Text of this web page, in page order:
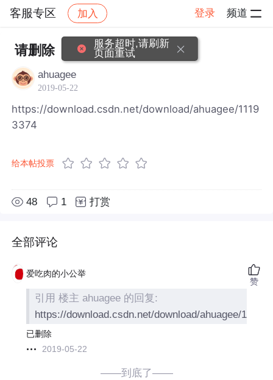
客服专区 加入 登录 频道
社区 客服专区 帖子详情
请删除
ahuagee
2019-05-22
https://download.csdn.net/download/ahuagee/1119
3374
给本帖投票
48 1 打赏
全部评论
爱吃肉的小公举
引用 楼主 ahuagee 的回复:
https://download.csdn.net/download/ahuagee/
已删除
2019-05-22
赞
——到底了——
服务超时,请刷新
页面重试